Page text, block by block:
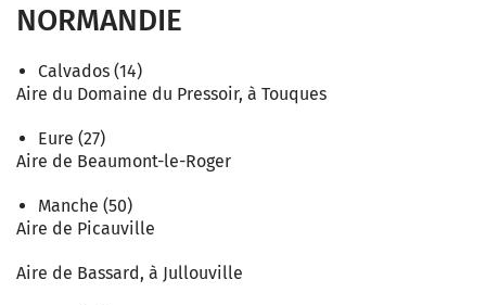
NORMANDIE
Calvados (14)
Aire du Domaine du Pressoir, à Touques
Eure (27)
Aire de Beaumont-le-Roger
Manche (50)
Aire de Picauville
Aire de Bassard, à Jullouville